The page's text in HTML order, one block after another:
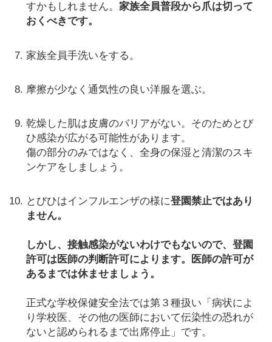
すかもしれません。 家族全員普段から爪は切って
おくべきです。
家族全員手洗いをする。
摩擦が少なく通気性の良い洋服を選ぶ。
乾燥した肌は皮膚のバリアがない。そのためとび
ひ感染が広がる可能性があります。
傷の部分のみではなく、全身の保湿と清潔のスキ
ンケアをしましょう。
とびひはインフルエンザの様に登園禁止ではあり
ません。
しかし、接触感染がないわけでもないので、登園
許可は医師の判断許可によります。医師の許可が
あるまでは休ませましょう。
正式な学校保健安全法では第３種扱い「病状によ
り学校医、その他の医師において伝染性の恐れが
ないと認められるまで出席停止」です。